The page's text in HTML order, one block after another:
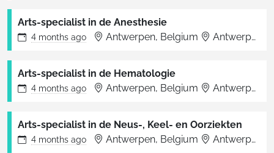
Arts-specialist in de Anesthesie
4 months ago Antwerpen, Belgium Antwerpen
Arts-specialist in de Hematologie
4 months ago Antwerpen, Belgium Antwerpen
Arts-specialist in de Neus-, Keel- en Oorziekten
4 months ago Antwerpen, Belgium Antwerpen